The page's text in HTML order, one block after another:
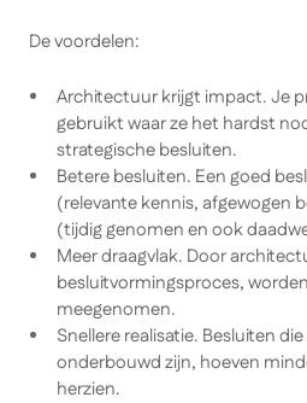
De voordelen:
Architectuur krijgt impact. Je
gebruikt waar ze het hardst
strategische besluiten.
Betere besluiten. Een goed
(relevante kennis, afgewogen
(tijdig genomen en ook
Meer draagvlak. Door
besluitvormingsproces,
meegenomen.
Snellere realisatie. Besluiten
onderbouwd zijn, hoeven
herzien.